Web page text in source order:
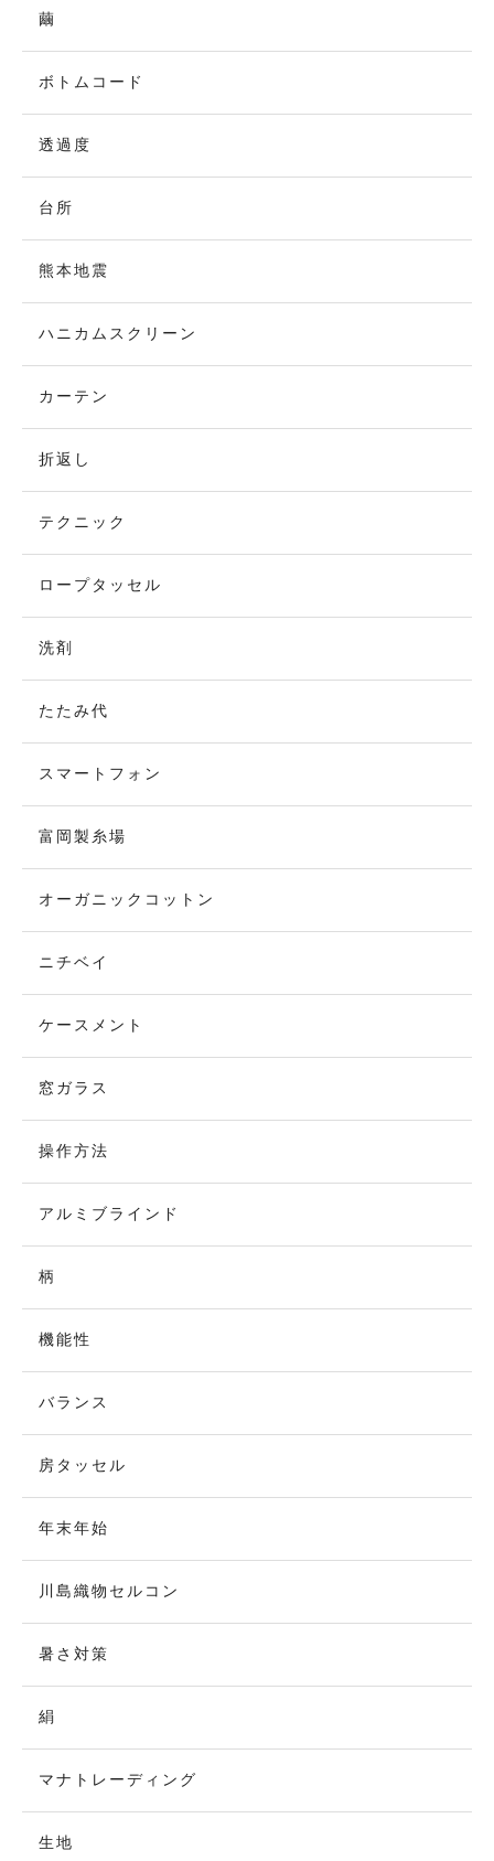
繭
ボトムコード
透過度
台所
熊本地震
ハニカムスクリーン
カーテン
折返し
テクニック
ロープタッセル
洗剤
たたみ代
スマートフォン
富岡製糸場
オーガニックコットン
ニチベイ
ケースメント
窓ガラス
操作方法
アルミブラインド
柄
機能性
バランス
房タッセル
年末年始
川島織物セルコン
暑さ対策
絹
マナトレーディング
生地